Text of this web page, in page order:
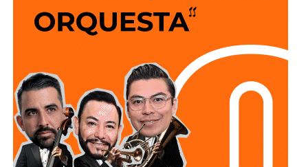
momento, además deportar aditamentos luminosos o
reflejantes que contribuyan a incrementar su
visibilidad y la del vehículo durante su circulación,
especialmente en condiciones de baja iluminación.
Además la disposición también señala que las personas
conductoras deberán cumplir con las demás medidas de
seguridad previstas en la legislación estatal.
La diputada Brisseire Sánchez López, explicó que